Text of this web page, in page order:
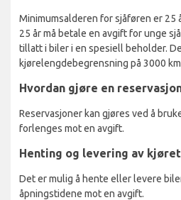
Minimumsalderen for sjåføren er 25
25 år må betale en avgift for unge
tillatt i biler i en spesiell beholder.
kjørelengdebegrensning på 3000
Hvordan gjøre en
Reservasjoner kan gjøres ved å
forlenges mot en avgift.
Henting og levering av
Det er mulig å hente eller levere
åpningstidene mot en avgift.